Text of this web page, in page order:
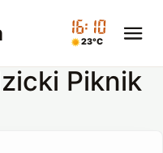
16:10
23°C
Piknik